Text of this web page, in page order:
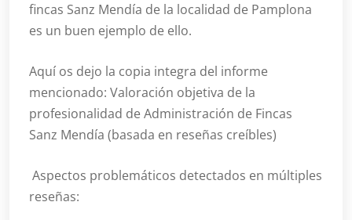
fincas Sanz Mendía de la localidad de Pamplona
es un buen ejemplo de ello.
Aquí os dejo la copia integra del informe
mencionado: Valoración objetiva de la
profesionalidad de Administración de Fincas
Sanz Mendía (basada en reseñas creíbles)
Aspectos problemáticos detectados en múltiples
reseñas: